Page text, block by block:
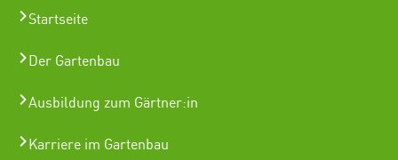
Startseite
Der Gartenbau
Ausbildung zum Gärtner:in
Karriere im Gartenbau